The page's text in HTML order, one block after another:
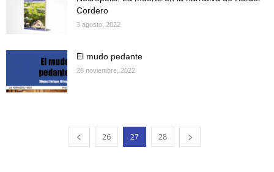
Cordero
3 agosto, 2022
El mudo pedante
28 noviembre, 2022
26 27 28